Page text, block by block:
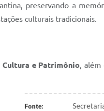
preservando a
culturais tradicionais.
Cultura e Patrimônio, além
Fonte: